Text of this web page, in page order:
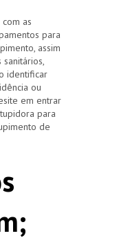
as
para
assim
identificar
ou
em entrar
para
de